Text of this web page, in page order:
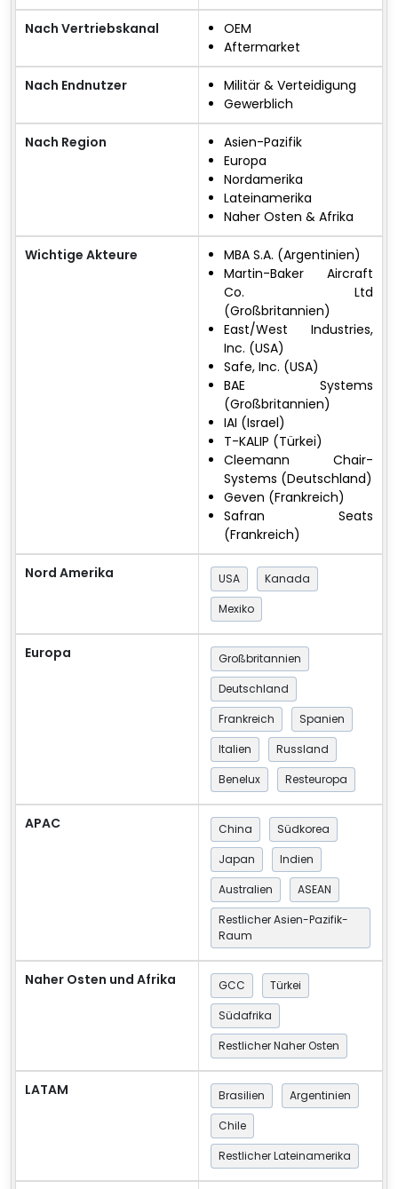
Nach Vertriebskanal
OEM
Aftermarket
Nach Endnutzer
Militär & Verteidigung
Gewerblich
Nach Region
Asien-Pazifik
Europa
Nordamerika
Lateinamerika
Naher Osten & Afrika
Wichtige Akteure
MBA S.A. (Argentinien)
Martin-Baker Aircraft
Co. Ltd
(Großbritannien)
East/West Industries,
Inc. (USA)
Safe, Inc. (USA)
BAE Systems
(Großbritannien)
IAI (Israel)
T-KALIP (Türkei)
Cleemann Chair-
Systems (Deutschland)
Geven (Frankreich)
Safran Seats
(Frankreich)
Nord Amerika USA
Kanada
Mexiko
Europa
Großbritannien
Deutschland
Frankreich
Spanien
Italien
Russland
Benelux
Resteuropa
APAC China
Südkorea
Japan
Indien
Australien
ASEAN
Restlicher Asien-Pazifik-
Raum
Naher Osten und Afrika GCC
Türkei
Südafrika
Restlicher Naher Osten
LATAM Brasilien
Argentinien
Chile
Restlicher Lateinamerika